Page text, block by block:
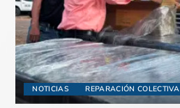
NOTICIAS REPARACIÓN COLECTIVA